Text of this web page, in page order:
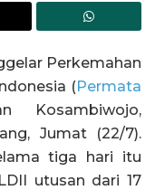
Perkemahan
(Permata
Kosambiwojo,
Jumat (22/7).
tiga hari itu
utusan dari 17